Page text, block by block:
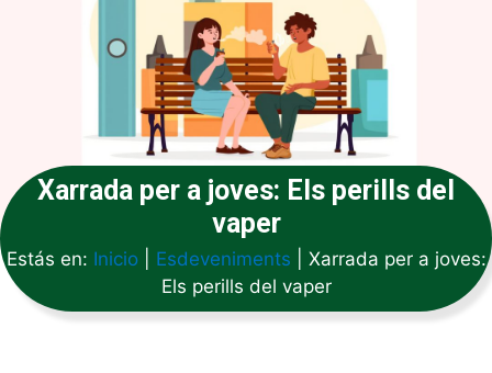
Xarrada per a joves: Els perills del
vaper
Estás en: Inicio| Esdeveniments
Xarrada per a joves:
Els perills del vaper